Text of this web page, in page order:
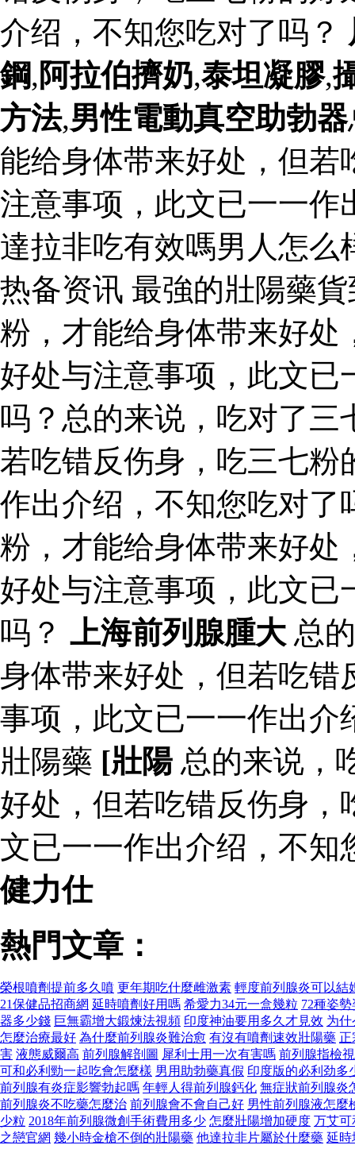
介绍，不知您吃对了吗？
鋼, 阿拉伯擠奶,泰坦凝膠,
方法,男性電動真空助勃器
能给身体带来好处，但若
注意事项，此文已一一作
達拉非吃有效嗎男人怎么
热备资讯 最強的壯陽藥
粉，才能给身体带来好处
好处与注意事项，此文已
吗？总的来说，吃对了三
若吃错反伤身，吃三七粉
作出介绍，不知您吃对了
粉，才能给身体带来好处
好处与注意事项，此文已
吗？ 上海前列腺腫大 总
身体带来好处，但若吃错
事项，此文已一一作出介
壯陽藥 [壯陽 总的来说，
好处，但若吃错反伤身，
文已一一作出介绍，不
健力仕
熱門文章：
榮根噴劑提前多久噴 更年期吃什麼雌激素 輕度前列腺炎可以結
21保健品招商網 延時噴劑好用嗎 希愛力34元一盒幾粒 72種姿
器多少錢 巨無霸增大鍛煉法視頻 印度神油要用多久才見效 为
怎麼治療最好 為什麼前列腺炎難治愈 有沒有噴劑速效壯陽藥 正
害 液態威爾高 前列腺解剖圖 犀利士用一次有害嗎 前列腺指檢
可和必利勁一起吃會怎麼樣 男用助勃藥真假 印度版的必利劲多
前列腺有炎症影響勃起嗎 年輕人得前列腺鈣化 無症狀前列腺炎
前列腺炎不吃藥怎麼治 前列腺會不會自己好 男性前列腺液怎麼
少粒 2018年前列腺微創手術費用多少 怎麼壯陽增加硬度 万艾可
之戀官網 幾小時金槍不倒的壯陽藥 他達拉非片屬於什麼藥 延時